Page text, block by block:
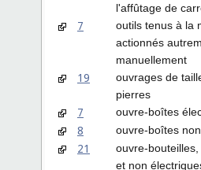
l'affûtage de
7
outils tenus à la
actionnés
manuellement
19
ouvrages de
pierres
7 ouvre-boîtes
8 ouvre-boîtes
21
ouvre-
et non